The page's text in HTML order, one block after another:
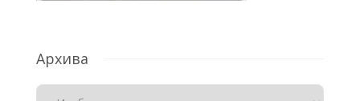
Архива